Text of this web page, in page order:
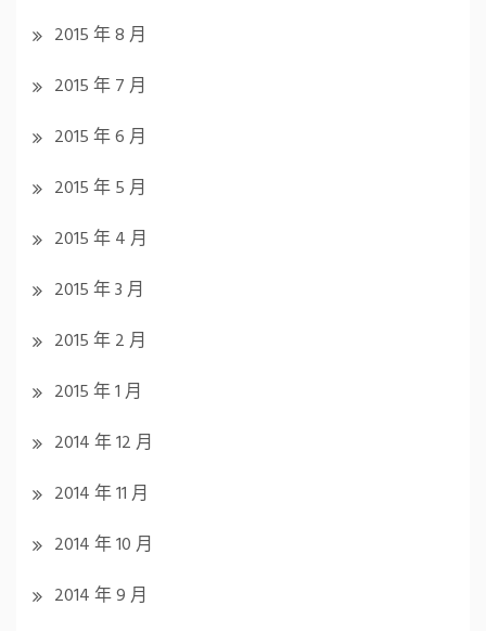
2015 年 8 月
2015 年 7 月
2015 年 6 月
2015 年 5 月
2015 年 4 月
2015 年 3 月
2015 年 2 月
2015 年 1 月
2014 年 12 月
2014 年 11 月
2014 年 10 月
2014 年 9 月